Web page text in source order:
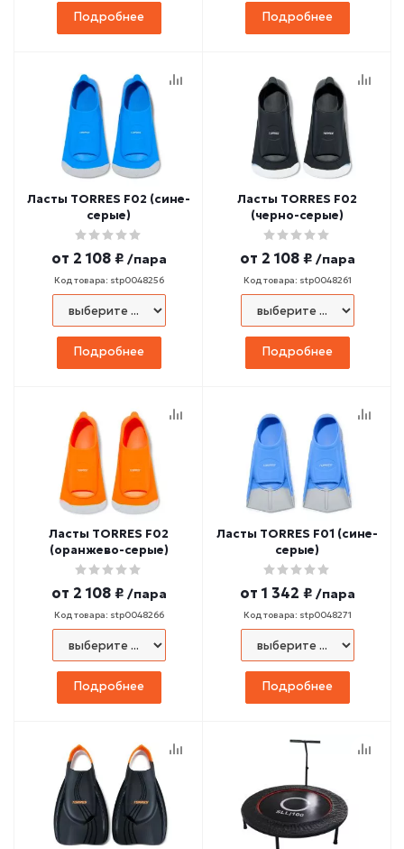
Подробнее Подробнее
Ласты TORRES F02 (сине-
серые)
от 2 108 ₽ /пара
Код товара: stp0048256
Подробнее
Ласты TORRES F02
(черно-серые)
от 2 108 ₽ /пара
Код товара: stp0048261
Подробнее
Ласты TORRES F02
(оранжево-серые)
от 2 108 ₽ /пара
Код товара: stp0048266
Подробнее
Ласты TORRES F01 (сине-
серые)
от 1 342 ₽ /пара
Код товара: stp0048271
Подробнее